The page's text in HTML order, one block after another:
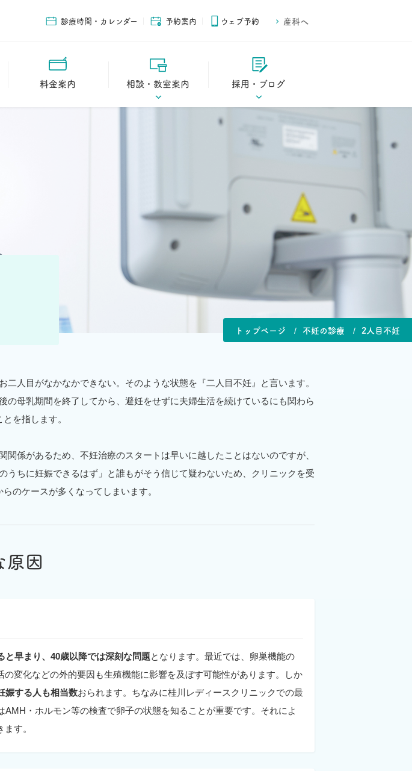
料金案内 相談・教室案内 採用・ブログ
スタッフブログ
スタッフ募集
診療時間・カレンダー 予約案内 ウェブ予約 産科へ
トップページ 不妊の診療 2人目不妊
二人目がなかなかできない。そのような状態を『二人目不妊』と言います。
の母乳期間を終了してから、避妊をせずに夫婦生活を続けているにも関わら
とを指します。
関係があるため、不妊治療のスタートは早いに越したことはないのですが、
うちに妊娠できるはず」と誰もがそう信じて疑わないため、クリニックを受
のケースが多くなってしまいます。
原因
と早まり、40歳以降では深刻な問題となります。最近では、卵巣機能の
の変化などの外的要因も生殖機能に影響を及ぼす可能性があります。しか
娠する人も相当数おられます。ちなみに桂川レディースクリニックでの最
AMH・ホルモン等の検査で卵子の状態を知ることが重要です。それによ
す。